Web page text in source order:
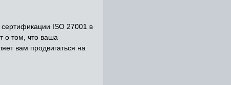
ISO 27001 в
о том, что ваша
вам продвигаться на